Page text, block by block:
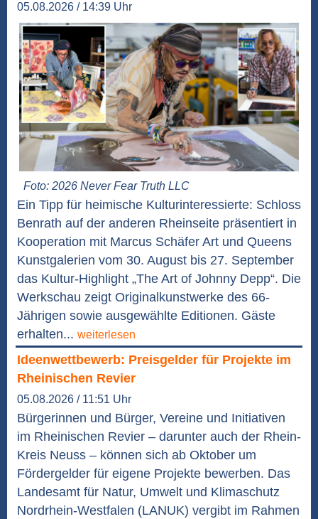
05.08.2026 / 14:39 Uhr
Foto: 2026 Never Fear Truth LLC
Ein Tipp für heimische Kulturinteressierte: Schloss
Benrath auf der anderen Rheinseite präsentiert in
Kooperation mit Marcus Schäfer Art und Queens
Kunstgalerien vom 30. August bis 27. September
das Kultur-Highlight „The Art of Johnny Depp“. Die
Werkschau zeigt Originalkunstwerke des 66-
Jährigen sowie ausgewählte Editionen. Gäste
erhalten... weiterlesen
Ideenwettbewerb: Preisgelder für Projekte im
Rheinischen Revier
05.08.2026 / 11:51 Uhr
Bürgerinnen und Bürger, Vereine und Initiativen
im Rheinischen Revier – darunter auch der Rhein-
Kreis Neuss – können sich ab Oktober um
Fördergelder für eigene Projekte bewerben. Das
Landesamt für Natur, Umwelt und Klimaschutz
Nordrhein-Westfalen (LANUK) vergibt im Rahmen